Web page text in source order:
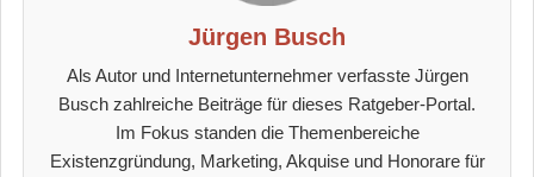
Jürgen Busch
Als Autor und Internetunternehmer verfasste Jürgen
Busch zahlreiche Beiträge für dieses Ratgeber-Portal.
Im Fokus standen die Themenbereiche
Existenzgründung, Marketing, Akquise und Honorare für